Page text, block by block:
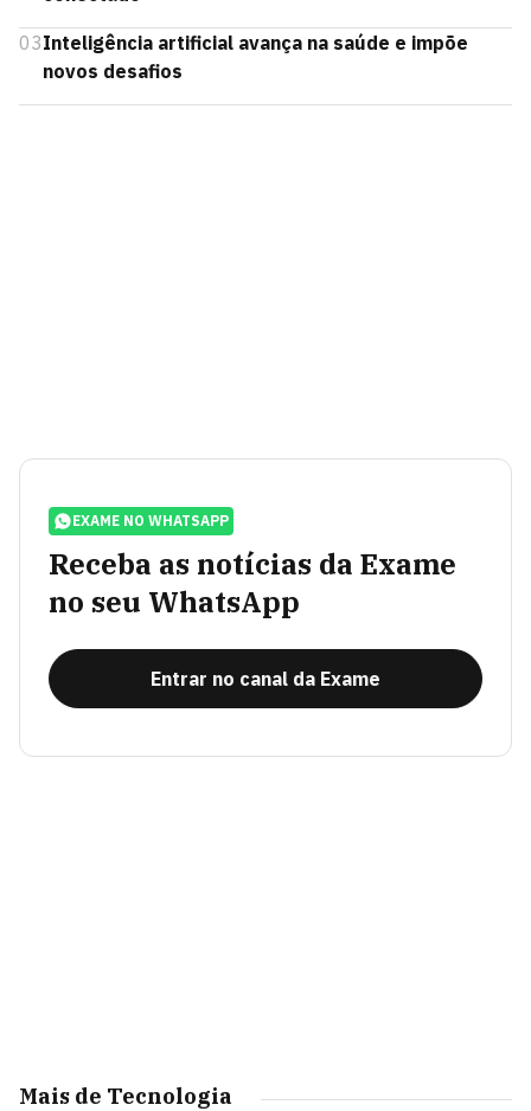
03Inteligência artificial avança na saúde e impõe
novos desafios
EXAME NO WHATSAPP
Receba as notícias da Exame
no seu WhatsApp
Entrar no canal da Exame
Mais de Tecnologia